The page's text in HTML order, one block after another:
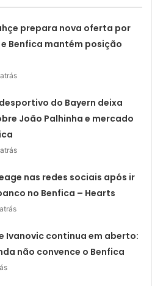
prepara nova oferta por
Benfica mantém posição
do Bayern deixa
João Palhinha e mercado
nas redes sociais após ir
no Benfica – Hearts
Ivanovic continua em aberto:
não convence o Benfica